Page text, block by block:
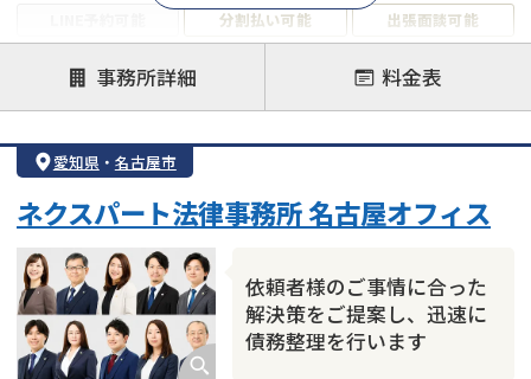
分割払い可能
出張面談可能
借金返済相談・交渉
自己破産
任意整理
個人再生
会社破産・法人破産
住宅ローン
消費者金融・サラ金
カードローン
事務所詳細 料金表
愛知県 ・ 名古屋市
依頼者様のご事情に合った
解決策をご提案し、迅速に
債務整理を行います
ネクスパート法律事務所 名古屋オフィス